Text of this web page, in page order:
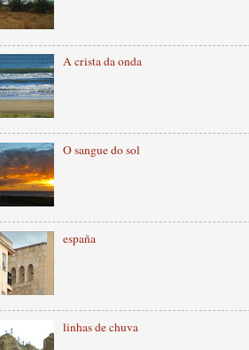
A crista da onda
O sangue do sol
españa
linhas de chuva